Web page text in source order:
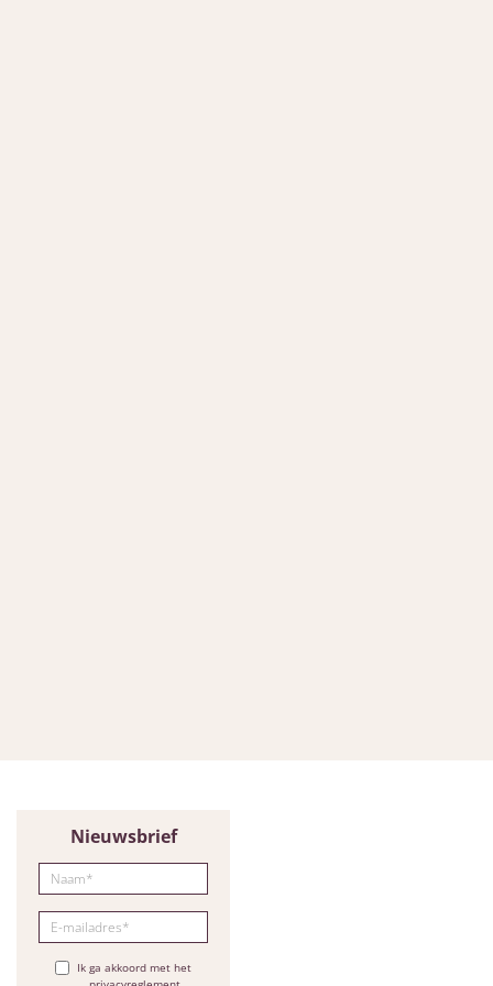
Nieuwsbrief
Ik ga akkoord met het